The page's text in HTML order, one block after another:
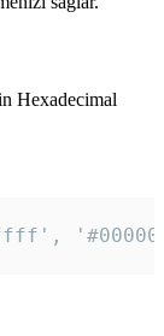
Hexadecimal